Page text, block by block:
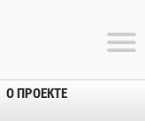
О ПРОЕКТЕ